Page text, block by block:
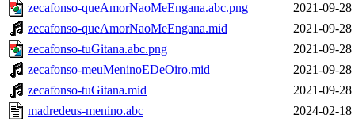
zecafonso-queAmorNaoMeEngana.abc.png
2021-09-28
zecafonso-queAmorNaoMeEngana.mid
2021-09-28
zecafonso-tuGitana.abc.png
2021-09-28
zecafonso-meuMeninoEDeOiro.mid
2021-09-28
zecafonso-tuGitana.mid
2021-09-28
madredeus-menino.abc
2024-02-18